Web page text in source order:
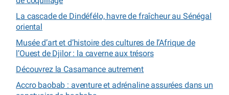
La cascade de Dindéfélo, havre de fraîcheur au Sénégal
oriental
Musée d’art et d’histoire des cultures de l’Afrique de
l’Ouest de Djilor : la caverne aux trésors
Découvrez la Casamance autrement
Accro baobab : aventure et adrénaline assurées dans un